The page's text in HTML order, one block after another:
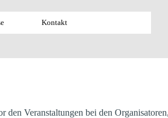
Kontakt
Veranstaltungen bei den